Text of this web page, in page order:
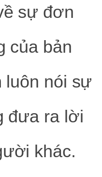
sự đơn
của bản
luôn nói sự
đưa ra lời
khác.